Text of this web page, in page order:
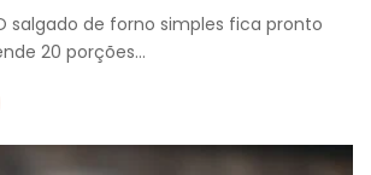
salgado de forno simples fica pronto
20 porções…